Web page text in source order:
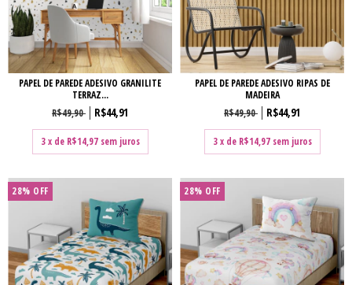
PAPEL DE PAREDE ADESIVO GRANILITE
TERRAZ...
R$49,90
R$44,91
3 x de R$14,97 sem juros
PAPEL DE PAREDE ADESIVO RIPAS DE
MADEIRA
R$49,90
R$44,91
3 x de R$14,97 sem juros
28% OFF 28% OFF